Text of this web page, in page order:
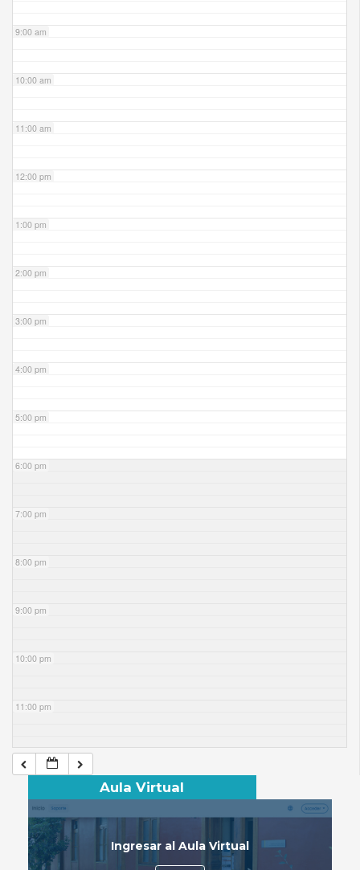
9:00 am
10:00 am
11:00 am
12:00 pm
1:00 pm
2:00 pm
3:00 pm
4:00 pm
5:00 pm
6:00 pm
7:00 pm
8:00 pm
9:00 pm
10:00 pm
11:00 pm
Aula Virtual
Ingresar al Aula Virtual